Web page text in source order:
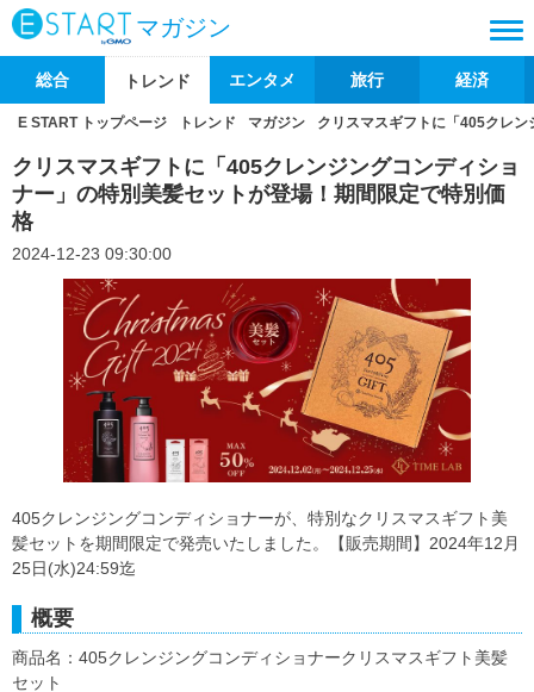
マガジン
総合 トレンド エンタメ 旅行 経済
E START トップページ トレンド マガジン クリスマスギフトに「405クレ
クリスマスギフトに「405クレンジングコンディショ
ナー」の特別美髪セットが登場！期間限定で特別価
格
2024-12-23 09:30:00
405クレンジングコンディショナーが、特別なクリスマスギフト美
髪セットを期間限定で発売いたしました。【販売期間】2024年12月
25日(水)24:59迄
概要
商品名：405クレンジングコンディショナークリスマスギフト美髪
セット